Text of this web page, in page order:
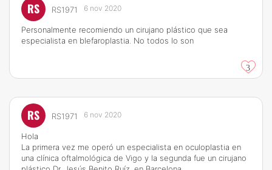
RS RS1971 6 nov 2020
Personalmente recomiendo un cirujano plástico que sea
especialista en blefaroplastia. No todos lo son
3
RS RS1971 6 nov 2020
Hola
La primera vez me operó un especialista en oculoplastia en
una clínica oftalmológica de Vigo y la segunda fue un cirujano